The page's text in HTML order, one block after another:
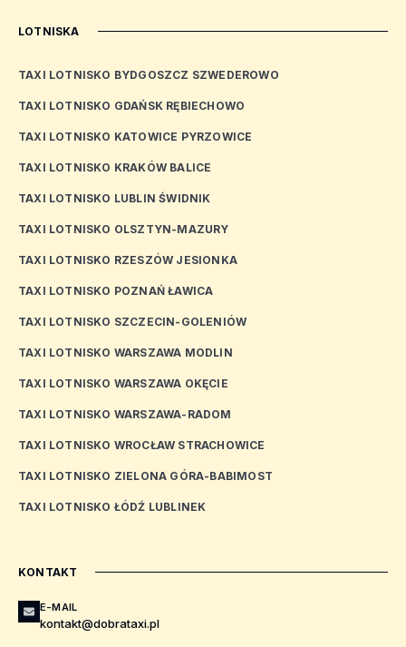
LOTNISKA
TAXI LOTNISKO BYDGOSZCZ SZWEDEROWO
TAXI LOTNISKO GDAŃSK RĘBIECHOWO
TAXI LOTNISKO KATOWICE PYRZOWICE
TAXI LOTNISKO KRAKÓW BALICE
TAXI LOTNISKO LUBLIN ŚWIDNIK
TAXI LOTNISKO OLSZTYN-MAZURY
TAXI LOTNISKO RZESZÓW JESIONKA
TAXI LOTNISKO POZNAŃ ŁAWICA
TAXI LOTNISKO SZCZECIN-GOLENIÓW
TAXI LOTNISKO WARSZAWA MODLIN
TAXI LOTNISKO WARSZAWA OKĘCIE
TAXI LOTNISKO WARSZAWA-RADOM
TAXI LOTNISKO WROCŁAW STRACHOWICE
TAXI LOTNISKO ZIELONA GÓRA-BABIMOST
TAXI LOTNISKO ŁÓDŹ LUBLINEK
KONTAKT
E-MAIL
kontakt@dobrataxi.pl